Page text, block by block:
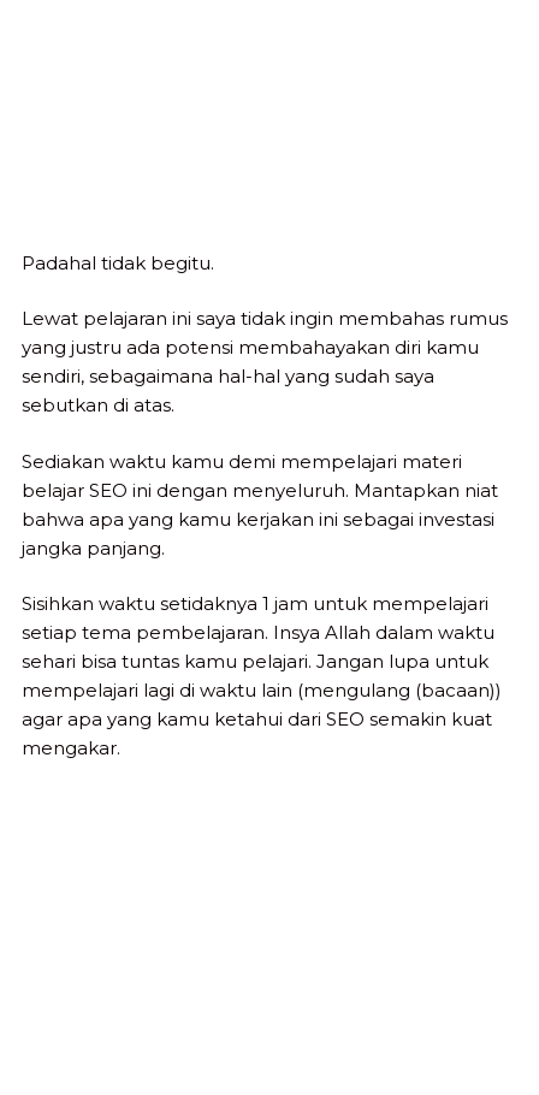
Padahal tidak begitu.
Lewat pelajaran ini saya tidak ingin membahas rumus
yang justru ada potensi membahayakan diri kamu
sendiri, sebagaimana hal-hal yang sudah saya
sebutkan di atas.
Sediakan waktu kamu demi mempelajari materi
belajar SEO ini dengan menyeluruh. Mantapkan niat
bahwa apa yang kamu kerjakan ini sebagai investasi
jangka panjang.
Sisihkan waktu setidaknya 1 jam untuk mempelajari
setiap tema pembelajaran. Insya Allah dalam waktu
sehari bisa tuntas kamu pelajari. Jangan lupa untuk
mempelajari lagi di waktu lain (mengulang (bacaan))
agar apa yang kamu ketahui dari SEO semakin kuat
mengakar.